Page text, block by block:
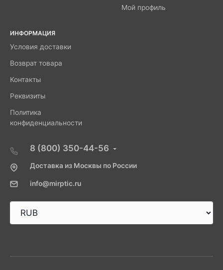
Мой профиль
ИНФОРМАЦИЯ
Условия доставки
Возврат товара
Контакты
Реквизиты
Политика
конфиденциальности
8 (800) 350-44-56
Доставка из Москвы по России
info@mirptic.ru